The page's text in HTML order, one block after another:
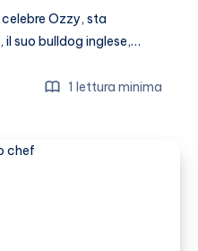
Ozzy, sta
suo bulldog inglese,…
1 lettura minima